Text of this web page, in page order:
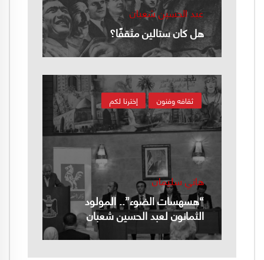
عبد الحسين شعبان
هل كان ستالين مثقفًا؟
إخترنا لكم ثقافه وفنون
هاني سليمان
“هسهسات الضوء”.. المولود
الثمانون لعبد الحسين شعبان